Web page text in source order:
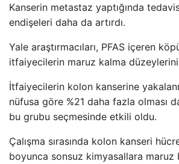
Kanserin metastaz yaptığında
endişeleri daha da artırdı.
Yale araştırmacıları, PFAS içeren
itfaiyecilerin maruz kalma
İtfaiyecilerin kolon kanserine
nüfusa göre %21 daha fazla olması
bu grubu seçmesinde etkili oldu.
Çalışma sırasında kolon kanseri
boyunca sonsuz kimyasallara maruz